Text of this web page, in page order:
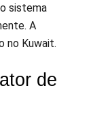
sistema
A
no Kuwait.
de